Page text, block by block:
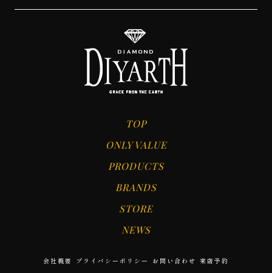
TOP
ONLY VALUE
PRODUCTS
BRANDS
STORE
NEWS
会社概要 プライバシーポリシー お問い合わせ 来店予約